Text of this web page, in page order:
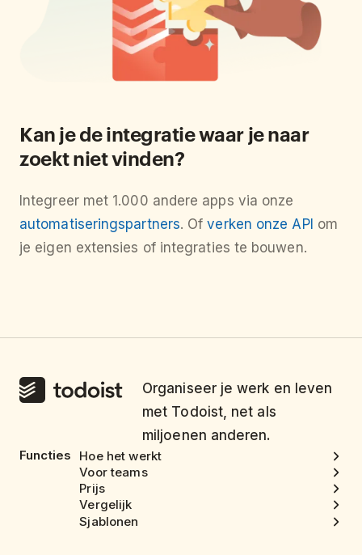
Kan je de integratie waar je naar
zoekt niet vinden?
Integreer met 1.000 andere apps via onze
automatiseringspartners. Ofverken onze API om
je eigen extensies of integraties te bouwen.
Organiseer je werk en leven
met Todoist, net als
miljoenen anderen.
Functies
Hoe het werkt
Voor teams
Prijs
Vergelijk
Sjablonen